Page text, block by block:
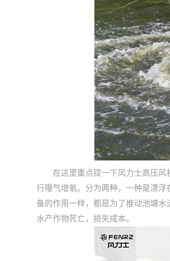
在这里重点提一下风力士高压
行曝气增氧。分为两种，一种是漂
备的作用一样，都是为了推动池塘
水产作物死亡，损失成本。